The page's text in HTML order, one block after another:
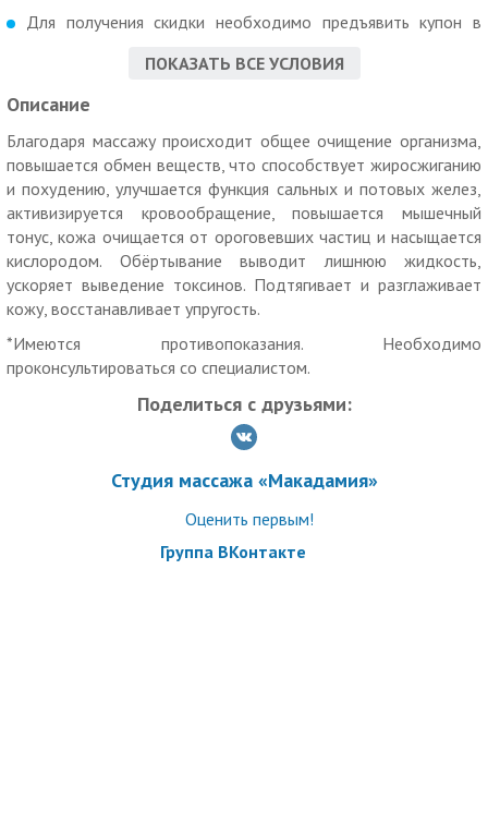
Для получения скидки необходимо предъявить купон в
ПОКАЗАТЬ ВСЕ УСЛОВИЯ
Описание
Благодаря массажу происходит общее очищение организма,
повышается обмен веществ, что способствует жиросжиганию
и похудению, улучшается функция сальных и потовых желез,
активизируется кровообращение, повышается мышечный
тонус, кожа очищается от ороговевших частиц и насыщается
кислородом. Обёртывание выводит лишнюю жидкость,
ускоряет выведение токсинов. Подтягивает и разглаживает
кожу, восстанавливает упругость.
*Имеются противопоказания. Необходимо
проконсультироваться со специалистом.
Поделиться с друзьями:
Студия массажа «Макадамия»
Оценить первым!
Группа ВКонтакте